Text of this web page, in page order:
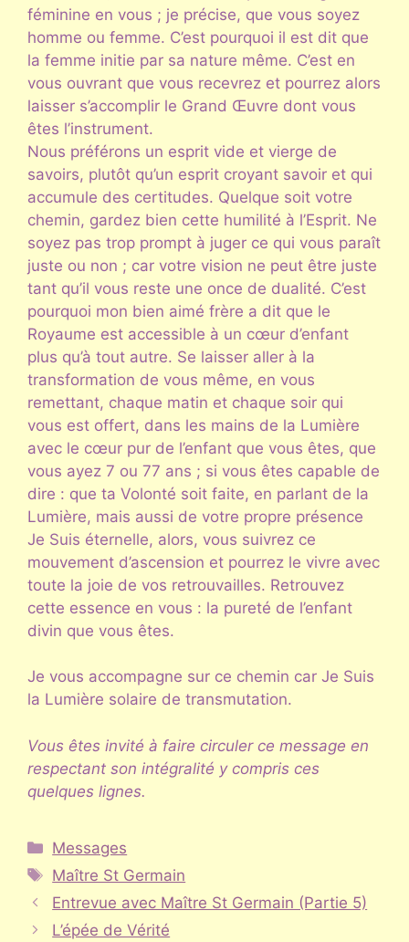
féminine en vous ; je précise, que vous soyez
homme ou femme. C’est pourquoi il est dit que
la femme initie par sa nature même. C’est en
vous ouvrant que vous recevrez et pourrez alors
laisser s’accomplir le Grand Œuvre dont vous
êtes l’instrument.
Nous préférons un esprit vide et vierge de
savoirs, plutôt qu’un esprit croyant savoir et qui
accumule des certitudes. Quelque soit votre
chemin, gardez bien cette humilité à l’Esprit. Ne
soyez pas trop prompt à juger ce qui vous paraît
juste ou non ; car votre vision ne peut être juste
tant qu’il vous reste une once de dualité. C’est
pourquoi mon bien aimé frère a dit que le
Royaume est accessible à un cœur d’enfant
plus qu’à tout autre. Se laisser aller à la
transformation de vous même, en vous
remettant, chaque matin et chaque soir qui
vous est offert, dans les mains de la Lumière
avec le cœur pur de l’enfant que vous êtes, que
vous ayez 7 ou 77 ans ; si vous êtes capable de
dire : que ta Volonté soit faite, en parlant de la
Lumière, mais aussi de votre propre présence
Je Suis éternelle, alors, vous suivrez ce
mouvement d’ascension et pourrez le vivre avec
toute la joie de vos retrouvailles. Retrouvez
cette essence en vous : la pureté de l’enfant
divin que vous êtes.
Je vous accompagne sur ce chemin car Je Suis
la Lumière solaire de transmutation.
Vous êtes invité à faire circuler ce message en
respectant son intégralité y compris ces
quelques lignes.
Catégories
Messages
Étiquettes
Maître St Germain
Entrevue avec Maître St Germain (Partie 5)
L’épée de Vérité